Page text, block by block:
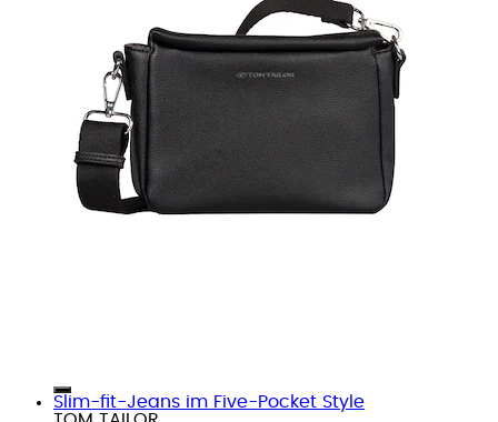
Slim-fit-Jeans im Five-Pocket Style